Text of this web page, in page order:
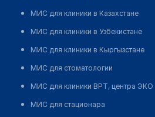
МИС для клиники в Казахстане
МИС для клиники в Узбекистане
МИС для клиники в Кыргызстане
МИС для стоматологии
МИС для клиники ВРТ, центра ЭКО
МИС для стационара